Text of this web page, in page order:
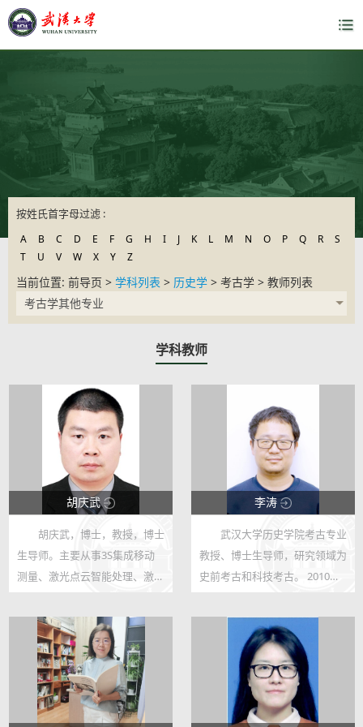
按姓氏首字母过滤 :
A B C D E F G H I J K L M N O P Q R
S
T
U V W X Y Z
当前位置: 前导页 > 学科列表 > 历史学 > 考古学 > 教师列表
考古学其他专业
学科教师
胡庆武
147588
150
胡庆武，博士，教授，博士
生导师。主要从事3S集成移动
测量、激光点云智能处理、激光
考古与数字文化遗产和GIS工程
等相关的教学、科研和产业化工
作。武汉大学杰出教学贡献校长
奖和“查全...
李涛
94246
709
武汉大学历史学院考古专业
教授、博士生导师，研究领域为
史前考古和科技考古。 2010
古方向的理学博士学位，师从著
名科技考古学家王昌燧教授。
2016年，美国匹兹堡大学取得
考古人类学方...